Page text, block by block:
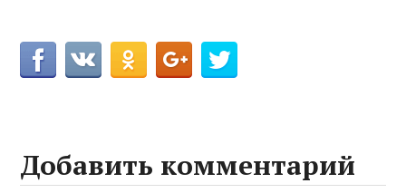
Добавить комментарий